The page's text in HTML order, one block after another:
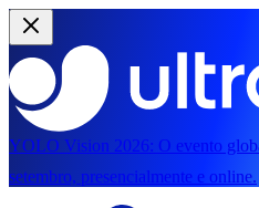
YOLO Vision 2026: O evento
setembro, presencialmente e online.